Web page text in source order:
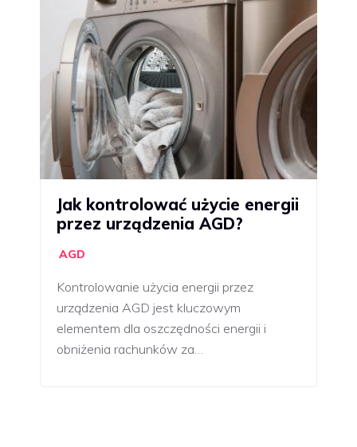
Jak kontrolować użycie energii
przez urządzenia AGD?
AGD
Kontrolowanie użycia energii przez
urządzenia AGD jest kluczowym
elementem dla oszczędności energii i
obniżenia rachunków za…